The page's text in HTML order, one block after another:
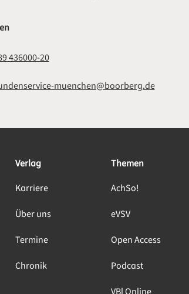
436000-20
muenchen@boorberg.de
Verlag
Karriere
Über uns
Termine
Chronik
Themen
AchSo!
eVSV
Open Access
Podcast